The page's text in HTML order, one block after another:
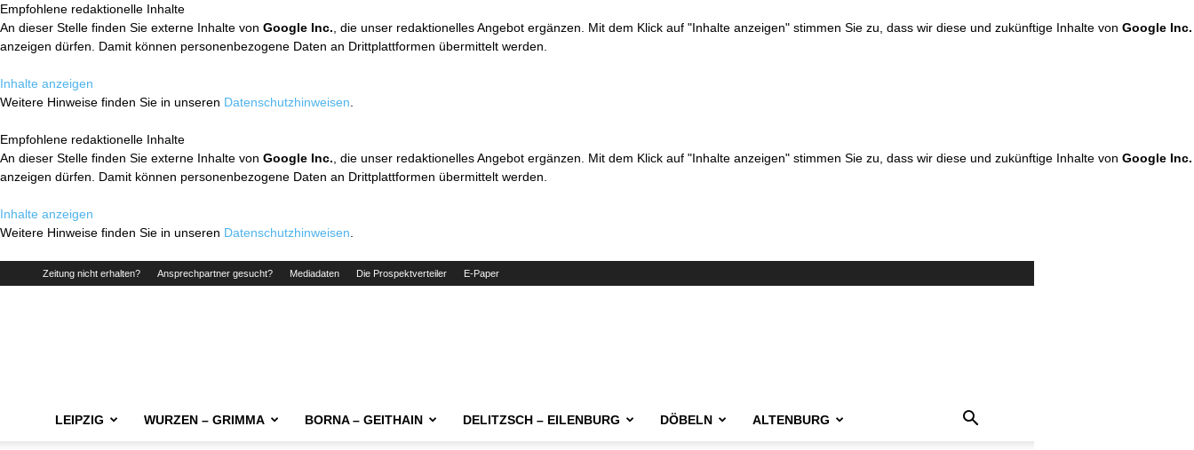
Empfohlene redaktionelle Inhalte
An dieser Stelle finden Sie externe Inhalte von Google Inc. , die unser redaktionelles Angebot ergänzen. Mit dem Klick auf "Inhalte anzeigen" stimmen Sie zu, dass wir diese und zukünftige Inhalte von Google Inc.
anzeigen dürfen. Damit können personenbezogene Daten an Drittplattformen übermittelt werden.
Inhalte anzeigen
Weitere Hinweise finden Sie in unseren Datenschutzhinweisen
Empfohlene redaktionelle Inhalte
An dieser Stelle finden Sie externe Inhalte von Google Inc. , die unser redaktionelles Angebot ergänzen. Mit dem Klick auf "Inhalte anzeigen" stimmen Sie zu, dass wir diese und zukünftige Inhalte von Google Inc.
anzeigen dürfen. Damit können personenbezogene Daten an Drittplattformen übermittelt werden.
Inhalte anzeigen
Weitere Hinweise finden Sie in unseren Datenschutzhinweisen
Zeitung nicht erhalten? Ansprechpartner gesucht? Mediadaten Die Prospektverteiler E-Paper
LEIPZIG WURZEN – GRIMMA BORNA – GEITHAIN DELITZSCH – EILENBURG DÖBELN ALTENBURG